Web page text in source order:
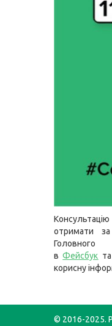
отримати
вФейсбук
корисну
© 2016-2025.